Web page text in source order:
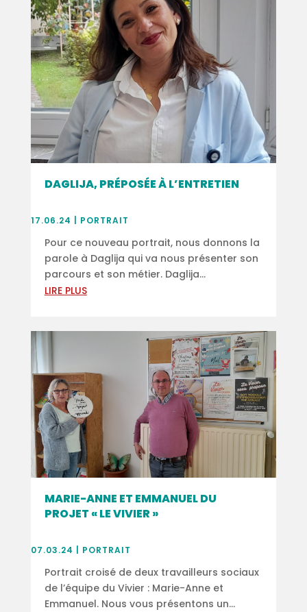
DAGLIJA, PRÉPOSÉE À L’ENTRETIEN
17.06.24 PORTRAIT
Pour ce nouveau portrait, nous donnons la
parole à Daglija qui va nous présenter son
parcours et son métier. Daglija...
LIRE PLUS
MARIE-ANNE ET EMMANUEL DU
PROJET « LE VIVIER »
07.03.24 PORTRAIT
Portrait croisé de deux travailleurs sociaux
de l’équipe du Vivier : Marie-Anne et
Emmanuel. Nous vous présentons un...